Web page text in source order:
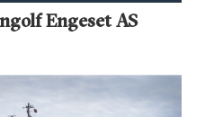
Engeset AS